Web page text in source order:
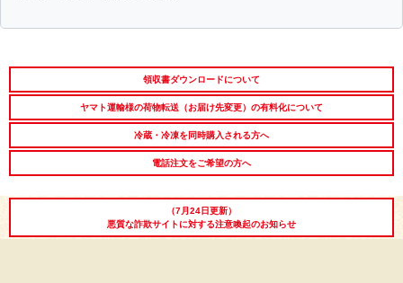
領収書ダウンロードについて
ヤマト運輸様の荷物転送（お届け先変更）の有料化について
冷蔵・冷凍を同時購入される方へ
電話注文をご希望の方へ
（7月24日更新）
悪質な詐欺サイトに対する注意喚起のお知らせ